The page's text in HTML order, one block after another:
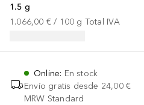
1.5 g
1.066,00 € / 100 g Total IVA
Online: En stock
Envío gratis desde 24,00 €
MRW Standard